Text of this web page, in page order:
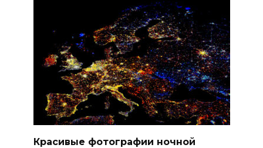
Красивые фотографии ночной